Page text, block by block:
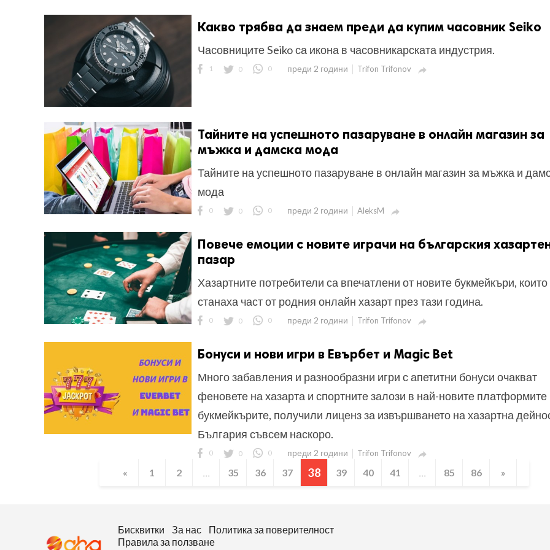
Какво трябва да знаем преди да купим часовник Seiko
Часовниците Seiko са икона в часовникарската индустрия.
1 0 0 преди 2 години Trifon Trifonov 
Тайните на успешното пазаруване в онлайн магазин за
мъжка и дамска мода
Тайните на успешното пазаруване в онлайн магазин за мъжка и
мода
0 0 0 преди 2 години AleksM 
Повече емоции с новите играчи на българския
пазар
Хазартните потребители са впечатлени от новите букмейкъри, които
станаха част от родния онлайн хазарт през тази година.
0 0 0 преди 2 години Trifon Trifonov 
Бонуси и нови игри в Eвърбет и Magic Bet
Много забавления и разнообразни игри с апетитни бонуси очакват
феновете на хазарта и спортните залози в най-новите платформите
букмейкърите, получили лиценз за извършването на хазартна
България съвсем наскоро.
0 0 0 преди 2 години Trifon Trifonov 
« 1 2 ... 35 36 37 38 39 40 41 ... 85 86 »
Бисквитки За нас
Политика за поверителност
Правила за ползване